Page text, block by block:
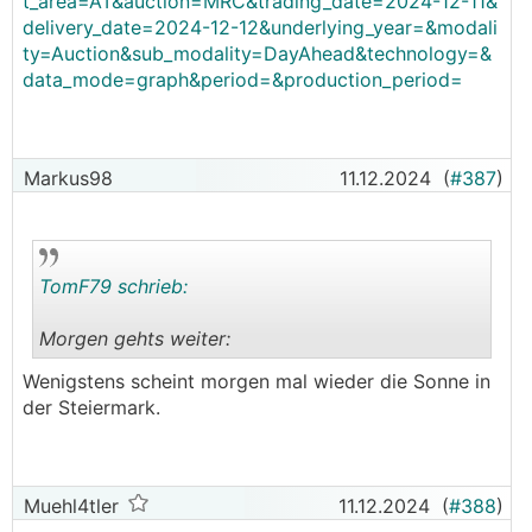
delivery_date=2024-12-12&underlying_year=&modali
ty=Auction&sub_modality=DayAhead&technology=&
data_mode=graph&period=&production_period=
Markus98 11.12.2024 (#387)
..
TomF79 schrieb:
Morgen gehts weiter:
Wenigstens scheint morgen mal wieder die Sonne in
der Steiermark.
Muehl4tler 11.12.2024 (#388)